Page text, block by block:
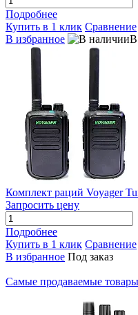
Подробнее
Купить в 1 клик Сравнение
В избранное
В
Комплект раций Voyager
Запросить цену
Подробнее
Купить в 1 клик Сравнение
В избранное Под заказ
Самые продаваемые товары